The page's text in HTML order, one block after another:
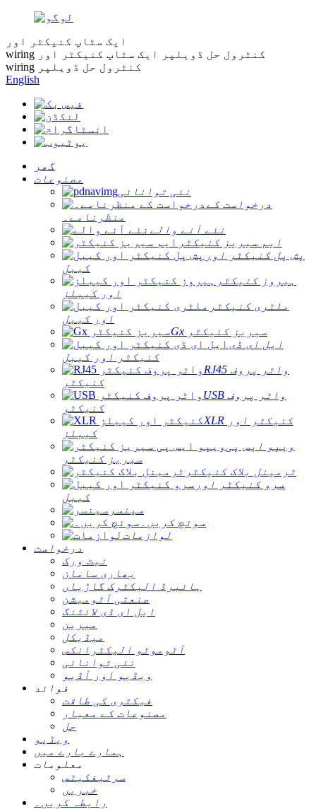
ایک سٹاپ کنیکٹر اور
wiring کنٹرول حل ڈویلپر
ایک سٹاپ کنیکٹر اور
wiring کنٹرول حل ڈویلپر
English
گھر
مصنوعات
نئی توانائی
درخواست کے
منظرنامے۔
نئے آنے والے
ایم سیریز کنیکٹر
پش پل کنیکٹر اور
کیبل
ہیروز کنیکٹر
اور کیبلز
ملٹری کنیکٹر
اور کیبل
Gx سیریز کنیکٹر
ایل ای ڈی
کنیکٹر اور کیبل
RJ45 واٹر پروف
کنیکٹر
USB واٹر پروف
کنیکٹر
XLR کنیکٹر اور
کیبلز
ویپو ایس پی
سیریز کنیکٹر
ٹرمینل بلاک کنیکٹر
سرو کنیکٹر اور
کیبل
سینسر
سوئچ کریں۔
لوازمات
درخواست
نیٹ ورک
بھاری سامان
ہائبرڈ الیکٹرک گاڑیاں
صنعتی آٹومیشن
ایل ای ڈی لائٹنگ
میرین
میڈیکل
آٹوموٹو الیکٹرانکس
نئی توانائی
ویڈیو اور آڈیو
فوائد
فیکٹری کی طاقت
مصنوعات کے معیار
حل
ویڈیو
ہمارے بارے میں
معلومات
سرٹیفکیٹس
خبریں
رابطہ کریں۔